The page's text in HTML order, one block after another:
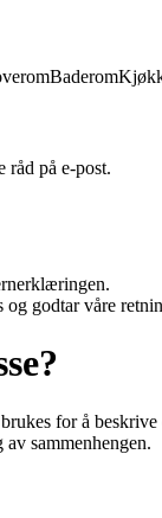
Baderom
råd på e-post.
og godtar våre
for å
sammenhengen.